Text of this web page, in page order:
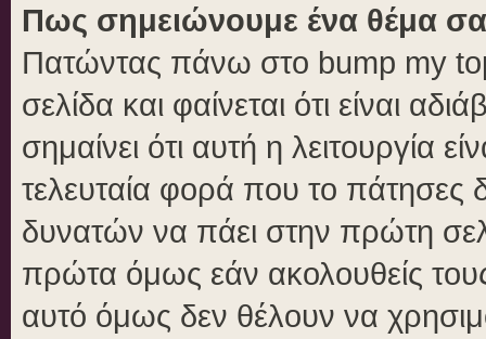
Πως σημειώνουμε ένα θέμα
Πατώντας πάνω στο bump my
σελίδα και φαίνεται ότι είναι
σημαίνει ότι αυτή η λειτουργία
τελευταία φορά που το πάτησες
δυνατών να πάει στην πρώτη
πρώτα όμως εάν ακολουθείς
αυτό όμως δεν θέλουν να